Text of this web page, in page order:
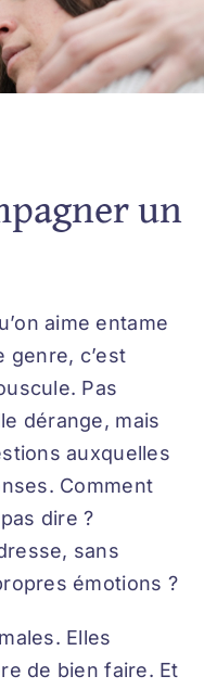
un
aime entame
genre, c’est
Pas
dérange, mais
auxquelles
Comment
dire ?
sans
émotions ?
Elles
de bien faire. Et